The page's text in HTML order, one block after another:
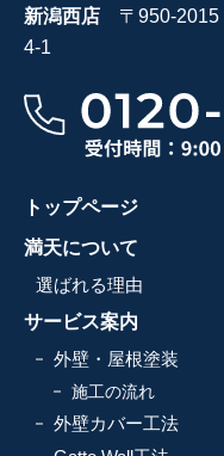
新潟西店 〒950-2015
4-1
トップページ
満天について
選ばれる理由
サービス案内
外壁・屋根塗装
施工の流れ
外壁カバー工法